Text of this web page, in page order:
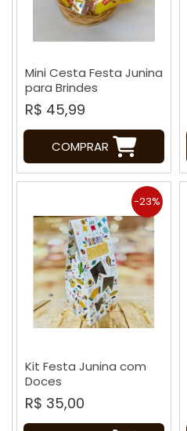
Mini Cesta Festa Junina
para Brindes
R$ 45,99
COMPRAR
-23%
Kit Festa Junina com
Doces
R$ 35,00